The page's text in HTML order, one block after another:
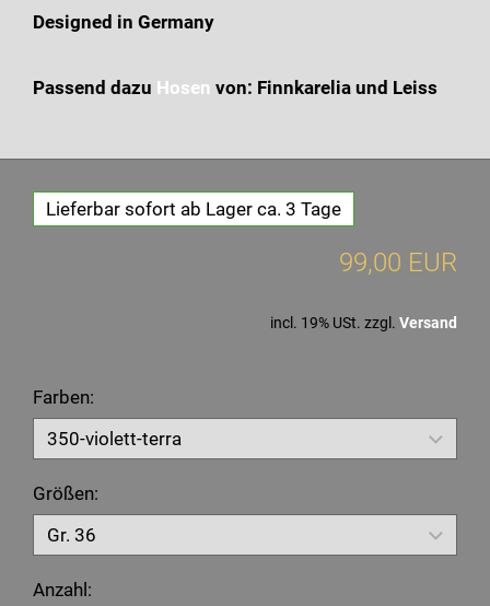
Designed in Germany
Passend dazu Hosen von: Finnkarelia und Leiss
Lieferbar sofort ab Lager ca. 3 Tage
99,00 EUR
incl. 19% USt. zzgl. Versand
Farben:
Größen:
Anzahl: